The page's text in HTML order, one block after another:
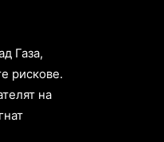
Газа,
рискове.
на